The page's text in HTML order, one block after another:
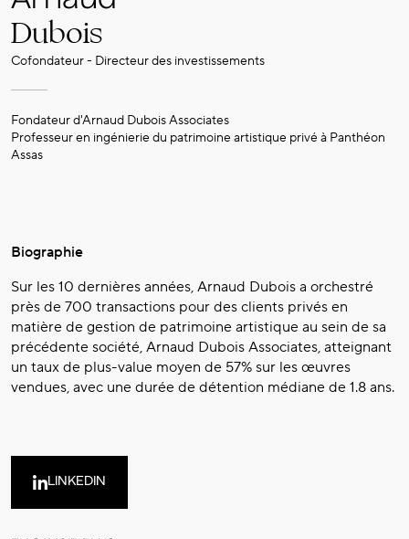
Dubois
Cofondateur - Directeur des investissements
Fondateur d'Arnaud Dubois Associates
Professeur en ingénierie du patrimoine artistique privé à Panthéon
Assas
Biographie
Sur les 10 dernières années, Arnaud Dubois a orchestré
près de 700 transactions pour des clients privés en
matière de gestion de patrimoine artistique au sein de sa
précédente société, Arnaud Dubois Associates, atteignant
un taux de plus-value moyen de 57% sur les œuvres
vendues, avec une durée de détention médiane de 1.8 ans.
LINKEDIN